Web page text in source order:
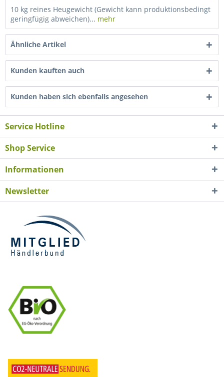
10 kg reines Heugewicht (Gewicht kann produktionsbedingt
geringfügig abweichen)... mehr
Ähnliche Artikel
Kunden kauften auch
Kunden haben sich ebenfalls angesehen
Service Hotline
Shop Service
Informationen
Newsletter